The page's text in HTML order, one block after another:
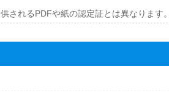
されるPDFや紙の認定証とは異なります。